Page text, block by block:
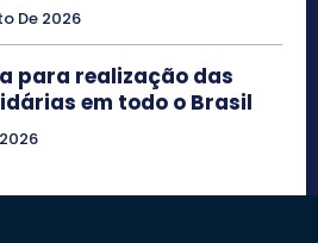
De 2026
para realização das
em todo o Brasil